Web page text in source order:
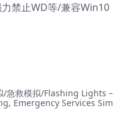
禁止WD等/兼容Win10
/急救模拟/Flashing Lights –
Emergency Services Sim